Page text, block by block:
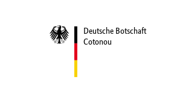
Deutsche Botschaft
Cotonou